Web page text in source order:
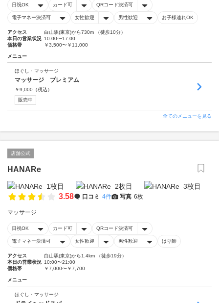
日祝OK カード可 QRコード決済可
電子マネー決済可 女性歓迎 男性歓迎 お子様連れOK
アクセス
白山駅(東京)から730m （徒歩10分）
本日の営業状況 10:00〜17:00
価格帯
￥3,500〜￥11,000
メニュー
ほぐし・マッサージ
マッサージ プレミアム
￥9,000 （税込）
販売中
全てのメニューを見る
店舗公式
HANARe
3.58 口コミ 4件 写真 6枚
マッサージ
日祝OK カード可 QRコード決済可
電子マネー決済可 女性歓迎 男性歓迎 はり師
アクセス
白山駅(東京)から1.4km （徒歩19分）
本日の営業状況 10:00〜21:00
価格帯
￥7,000〜￥7,700
メニュー
ほぐし・マッサージ